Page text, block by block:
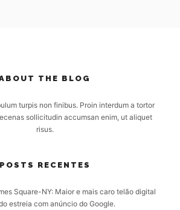
THE BLOG
turpis non finibus. Proin interdum a tortor
sollicitudin accumsan enim, ut aliquet
risus.
POSTS RECENTES
Square-NY: Maior e mais caro telão digital
estreia com anúncio do Google.